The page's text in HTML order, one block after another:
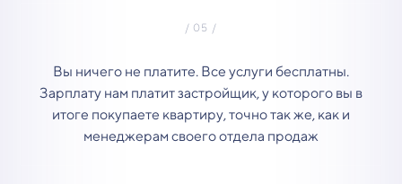
Вы ничего не платите. Все услуги бесплатны.
Зарплату нам платит застройщик, у которого вы в
итоге покупаете квартиру, точно так же, как и
менеджерам своего отдела продаж